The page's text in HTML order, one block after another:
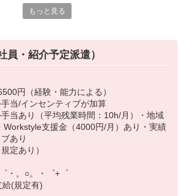
ろ】
力、コールセンター、受付
系
・仕分け・加工・組立・検査
ウ・ネイリスト・エステ
販売・個別指導塾・人材紹介
プニング・官公庁案件
など
販売業務
ーユー)・KDDI/softbank(ソフトバンク)など
、楽天モバイル、UQなど格安スマホまで幅
）店舗もございます！
もっと見る
員・紹介予定派遣）
円（経験・能力による）
当/インセンティブが加算
手当あり（平均残業時間：10h/月）・地域
Workstyle支援金（4000円/月）あり・実績
あり
定あり）
・。○。・゜+゜
給(規定有)